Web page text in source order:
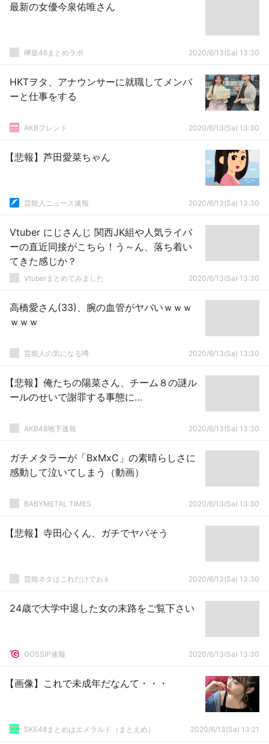
最新の女優今泉佑唯さん
欅坂46まとめラボ 2020/6/13(Sa) 13:30
HKTヲタ、アナウンサーに就職してメンバ
ーと仕事をする
AKBフレンド 2020/6/13(Sa) 13:30
【悲報】芦田愛菜ちゃん
芸能人ニュース速報 2020/6/13(Sa) 13:30
Vtuber にじさんじ 関西JK組や人気ライバ
ーの直近同接がこちら！う～ん、落ち着い
てきた感じか？
Vtuberまとめてみました 2020/6/13(Sa) 13:30
高橋愛さん(33)、腕の血管がヤバいｗｗｗ
ｗｗｗ
芸能人の気になる噂 2020/6/13(Sa) 13:30
【悲報】俺たちの陽菜さん、チーム８の謎ル
ールのせいで謝罪する事態に…
AKB48地下速報 2020/6/13(Sa) 13:30
ガチメタラーが「BxMxC」の素晴らしさに
感動して泣いてしまう（動画）
BABYMETAL TIMES 2020/6/13(Sa) 13:30
【悲報】寺田心くん、ガチでヤバそう
芸能ネタはこれだけでおｋ 2020/6/13(Sa) 13:30
24歳で大学中退した女の末路をご覧下さい
GOSSIP速報 2020/6/13(Sa) 13:30
【画像】これで未成年だなんて・・・
SKE48まとめはエメラルド（まとえめ） 2020/6/13(Sa) 13:21